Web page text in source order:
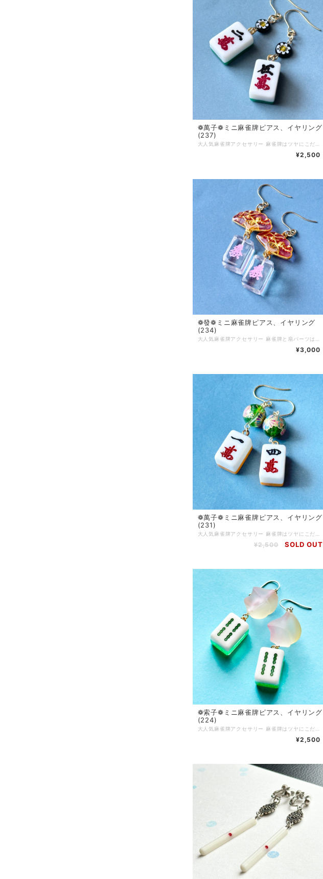
❁萬子❁ミニ 麻雀牌ピアス、イヤリング
(237)
¥2,500
❁發❁ミニ 麻雀牌ピアス、イヤリング
(234)
¥3,000
❁萬子❁ミニ 麻雀牌ピアス、イヤリング
(231)
¥2,500 SOLD OUT
❁索子❁ミニ 麻雀牌ピアス、イヤリング
(224)
¥2,500